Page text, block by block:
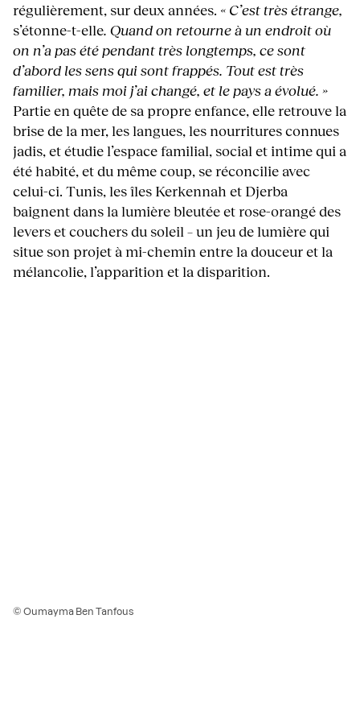
régulièrement, sur deux années. « C’est très étrange,
s’étonne-t-elle. Quand on retourne à un endroit où
on n’a pas été pendant très longtemps, ce sont
d’abord les sens qui sont frappés. Tout est très
familier, mais moi j’ai changé, et le pays a évolué. »
Partie en quête de sa propre enfance, elle retrouve la
brise de la mer, les langues, les nourritures connues
jadis, et étudie l’espace familial, social et intime qui a
été habité, et du même coup, se réconcilie avec
celui-ci. Tunis, les îles Kerkennah et Djerba
baignent dans la lumière bleutée et rose-orangé des
levers et couchers du soleil – un jeu de lumière qui
situe son projet à mi-chemin entre la douceur et la
mélancolie, l’apparition et la disparition.
© Oumayma Ben Tanfous